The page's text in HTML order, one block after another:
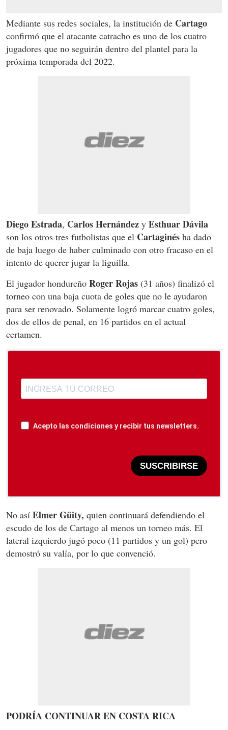
Mediante sus redes sociales, la institución de Cartago
confirmó que el atacante catracho es uno de los cuatro
jugadores que no seguirán dentro del plantel para la
próxima temporada del 2022.
Diego Estrada, Carlos Hernández y Esthuar Dávila
son los otros tres futbolistas que el Cartaginés ha dado
de baja luego de haber culminado con otro fracaso en el
intento de querer jugar la liguilla.
El jugador hondureño Roger Rojas (31 años) finalizó el
torneo con una baja cuota de goles que no le ayudaron
para ser renovado. Solamente logró marcar cuatro goles,
dos de ellos de penal, en 16 partidos en el actual
certamen.
Acepto las condiciones y recibir tus newsletters.
SUSCRIBIRSE
No así Elmer Güity, quien continuará defendiendo el
escudo de los de Cartago al menos un torneo más. El
lateral izquierdo jugó poco (11 partidos y un gol) pero
demostró su valía, por lo que convenció.
PODRÍA CONTINUAR EN COSTA RICA